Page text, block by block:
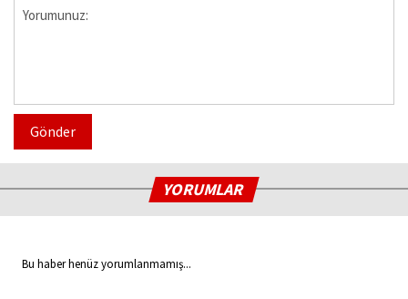
Gönder
YORUMLAR
Bu haber henüz yorumlanmamış...